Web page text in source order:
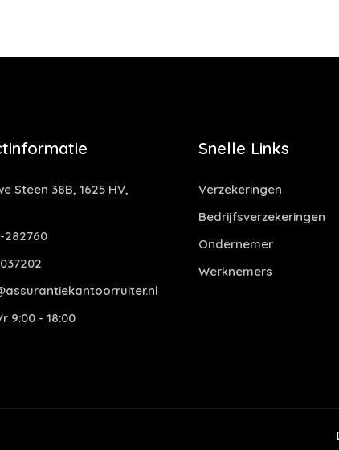
Steen 38B, 1625 HV,
282760
9:00 - 18:00
Snelle Links
Verzekeringen
Bedrijfsverzekeringen
Ondernemer
Werknemers